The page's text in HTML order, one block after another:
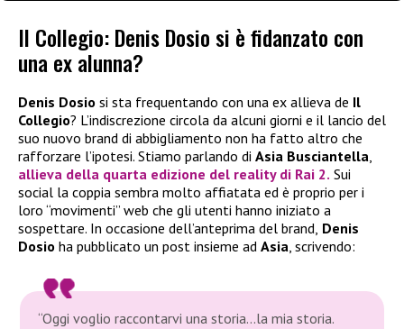
Il Collegio: Denis Dosio si è fidanzato con
una ex alunna?
Denis Dosio si sta frequentando con una ex allieva de Il
Collegio? L’indiscrezione circola da alcuni giorni e il lancio del
suo nuovo brand di abbigliamento non ha fatto altro che
rafforzare l’ipotesi. Stiamo parlando di Asia Busciantella,
allieva della quarta edizione del reality di Rai 2. Sui
social la coppia sembra molto affiatata ed è proprio per i
loro “movimenti” web che gli utenti hanno iniziato a
sospettare. In occasione dell’anteprima del brand, Denis
Dosio ha pubblicato un post insieme ad Asia, scrivendo:
“Oggi voglio raccontarvi una storia…la mia storia.